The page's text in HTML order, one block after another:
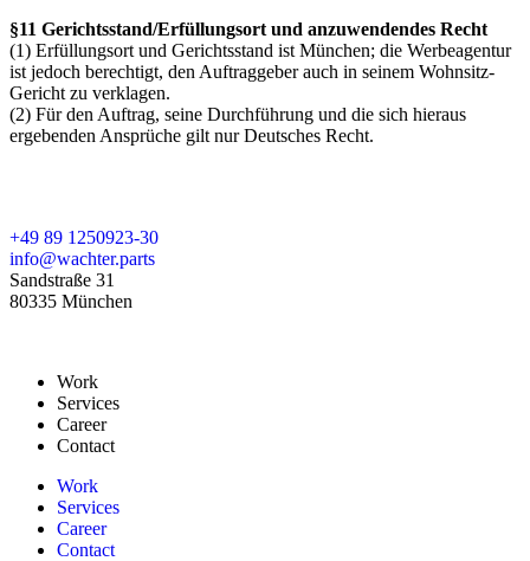
§11 Gerichtsstand/Erfüllungsort und anzuwendendes Recht
(1) Erfüllungsort und Gerichtsstand ist München; die Werbeagentur
ist jedoch berechtigt, den Auftraggeber auch in seinem Wohnsitz-
Gericht zu verklagen.
(2) Für den Auftrag, seine Durchführung und die sich hieraus
ergebenden Ansprüche gilt nur Deutsches Recht.
+49 89 1250923-30
info@wachter.parts
Sandstraße 31
80335 München
Work
Services
Career
Contact
Work
Services
Career
Contact